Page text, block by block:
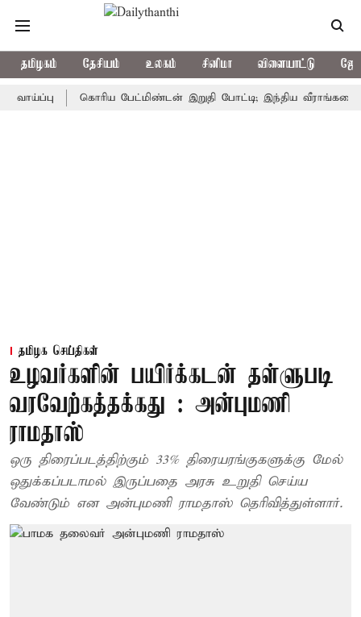
தமிழகம் தேசியம் உலகம் சினிமா விளையாட்டு
கொரிய பேட்மிண்டன் இறுதி போட்டி; இந்திய வீராங்கனை
தமிழக செய்திகள்
உழவர்களின் பயிர்க்கடன் தள்ளுபடி
வரவேற்கத்தக்கது : அன்புமணி
ராமதாஸ்
ஒரு திரைப்படத்திற்கும் 33% திரையரங்குகளுக்கு மேல்
ஒதுக்கப்படாமல் இருப்பதை அரசு உறுதி செய்ய
வேண்டும் என அன்புமணி ராமதாஸ் தெரிவித்துள்ளார்.